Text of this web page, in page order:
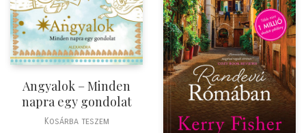
Angyalok – Minden
napra egy gondolat
Kosárba teszem